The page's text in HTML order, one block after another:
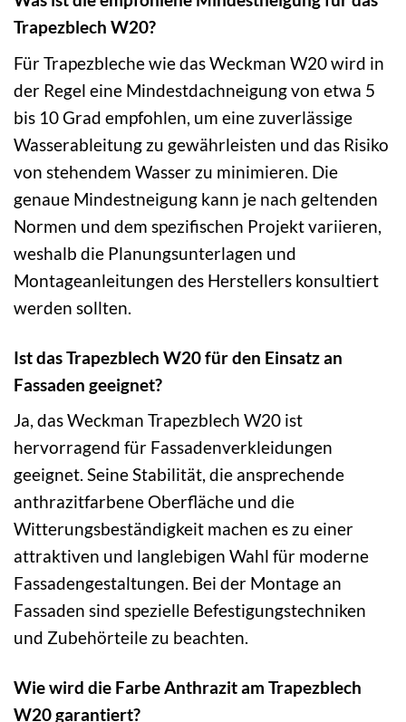
Trapezblech W20?
Für Trapezbleche wie das Weckman W20 wird in
der Regel eine Mindestdachneigung von etwa 5
bis 10 Grad empfohlen, um eine zuverlässige
Wasserableitung zu gewährleisten und das Risiko
von stehendem Wasser zu minimieren. Die
genaue Mindestneigung kann je nach geltenden
Normen und dem spezifischen Projekt variieren,
weshalb die Planungsunterlagen und
Montageanleitungen des Herstellers konsultiert
werden sollten.
Ist das Trapezblech W20 für den Einsatz an
Fassaden geeignet?
Ja, das Weckman Trapezblech W20 ist
hervorragend für Fassadenverkleidungen
geeignet. Seine Stabilität, die ansprechende
anthrazitfarbene Oberfläche und die
Witterungsbeständigkeit machen es zu einer
attraktiven und langlebigen Wahl für moderne
Fassadengestaltungen. Bei der Montage an
Fassaden sind spezielle Befestigungstechniken
und Zubehörteile zu beachten.
Wie wird die Farbe Anthrazit am Trapezblech
W20 garantiert?